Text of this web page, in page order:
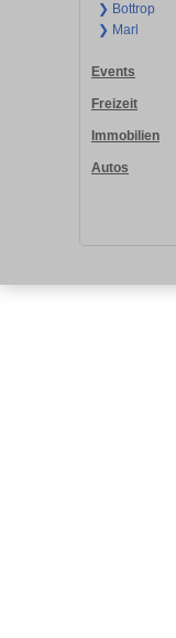
❯ Bottrop
❯ Marl
Events
Freizeit
Immobilien
Autos